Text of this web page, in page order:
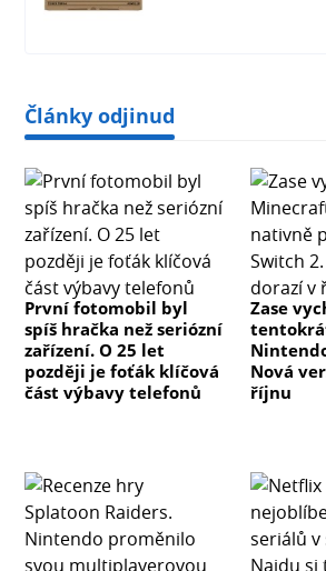
Články odjinud
První fotomobil byl
spíš hračka než seriózní
zařízení. O 25 let
později je foťák klíčová
část výbavy telefonů
Zase
Nová
říjnu